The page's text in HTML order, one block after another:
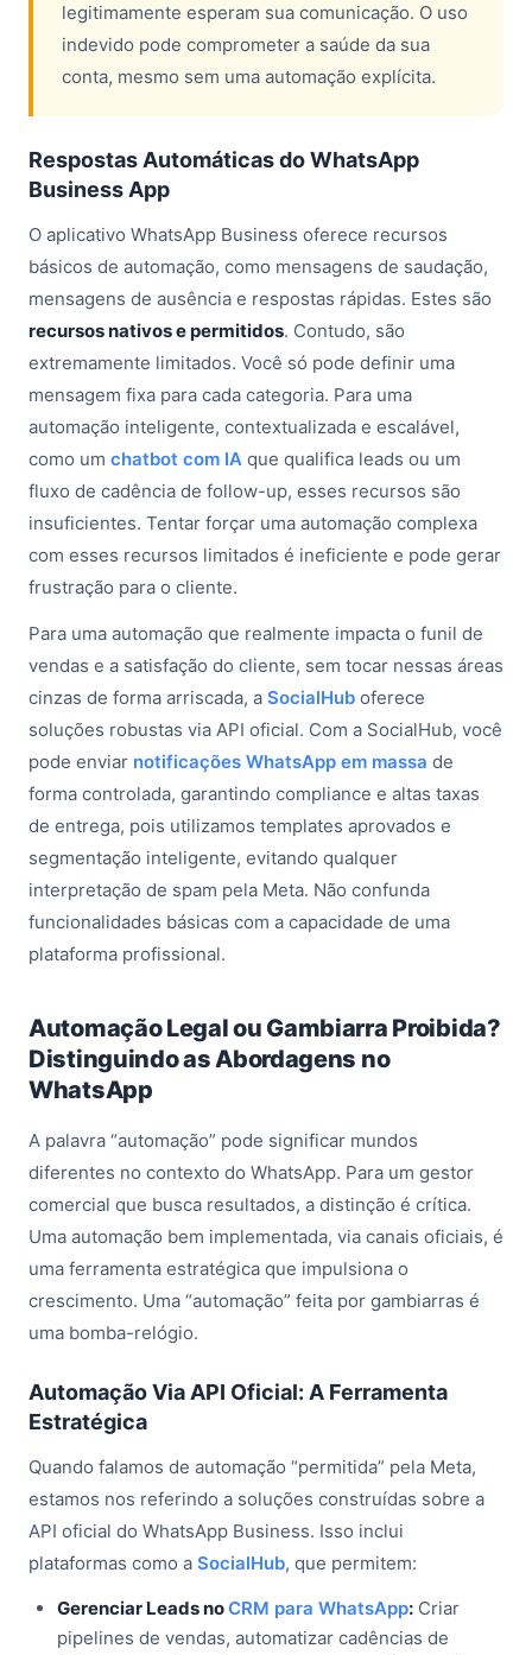
legitimamente esperam sua comunicação. O uso
indevido pode comprometer a saúde da sua
conta, mesmo sem uma automação explícita.
Respostas Automáticas do WhatsApp
Business App
O aplicativo WhatsApp Business oferece recursos
básicos de automação, como mensagens de saudação,
mensagens de ausência e respostas rápidas. Estes são
recursos nativos e permitidos. Contudo, são
extremamente limitados. Você só pode definir uma
mensagem fixa para cada categoria. Para uma
automação inteligente, contextualizada e escalável,
como um chatbot com IA que qualifica leads ou um
fluxo de cadência de follow-up, esses recursos são
insuficientes. Tentar forçar uma automação complexa
com esses recursos limitados é ineficiente e pode gerar
frustração para o cliente.
Para uma automação que realmente impacta o funil de
vendas e a satisfação do cliente, sem tocar nessas áreas
cinzas de forma arriscada, a SocialHub oferece
soluções robustas via API oficial. Com a SocialHub, você
pode enviar notificações WhatsApp em massa de
forma controlada, garantindo compliance e altas taxas
de entrega, pois utilizamos templates aprovados e
segmentação inteligente, evitando qualquer
interpretação de spam pela Meta. Não confunda
funcionalidades básicas com a capacidade de uma
plataforma profissional.
Automação Legal ou Gambiarra Proibida?
Distinguindo as Abordagens no
WhatsApp
A palavra “automação” pode significar mundos
diferentes no contexto do WhatsApp. Para um gestor
comercial que busca resultados, a distinção é crítica.
Uma automação bem implementada, via canais oficiais, é
uma ferramenta estratégica que impulsiona o
crescimento. Uma “automação” feita por gambiarras é
uma bomba-relógio.
Automação Via API Oficial: A Ferramenta
Estratégica
Quando falamos de automação “permitida” pela Meta,
estamos nos referindo a soluções construídas sobre a
API oficial do WhatsApp Business. Isso inclui
plataformas como a SocialHub, que permitem:
Gerenciar Leads noCRM para WhatsApp: Criar
pipelines de vendas, automatizar cadências de